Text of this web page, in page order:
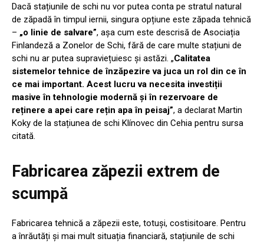
Dacă stațiunile de schi nu vor putea conta pe stratul natural
de zăpadă în timpul iernii, singura opțiune este zăpada tehnică
– „o linie de salvare”, așa cum este descrisă de Asociația
Finlandeză a Zonelor de Schi, fără de care multe stațiuni de
schi nu ar putea supraviețuiesc și astăzi. „Calitatea
sistemelor tehnice de înzăpezire va juca un rol din ce în
ce mai important. Acest lucru va necesita investiții
masive în tehnologie modernă și în rezervoare de
reținere a apei care rețin apa în peisaj”, a declarat Martin
Koky de la stațiunea de schi Klínovec din Cehia pentru sursa
citată.
Fabricarea zăpezii extrem de
scumpă
Fabricarea tehnică a zăpezii este, totuși, costisitoare. Pentru
a înrăutăți și mai mult situația financiară, stațiunile de schi